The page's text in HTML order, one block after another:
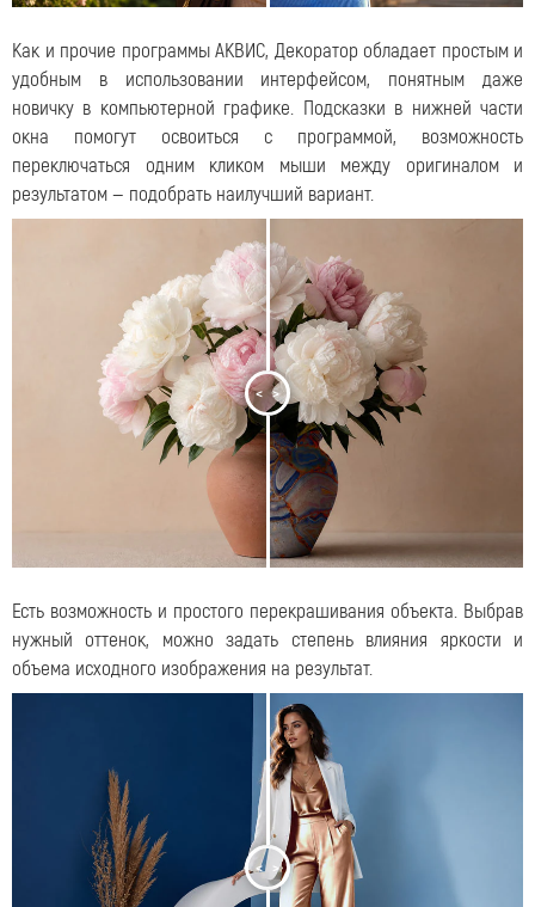
Как и прочие программы АКВИС, Декоратор обладает простым и
удобным в использовании интерфейсом, понятным даже
новичку в компьютерной графике. Подсказки в нижней части
окна помогут освоиться с программой, возможность
переключаться одним кликом мыши между оригиналом и
результатом — подобрать наилучший вариант.
< >
Есть возможность и простого перекрашивания объекта. Выбрав
нужный оттенок, можно задать степень влияния яркости и
объема исходного изображения на результат.
< >